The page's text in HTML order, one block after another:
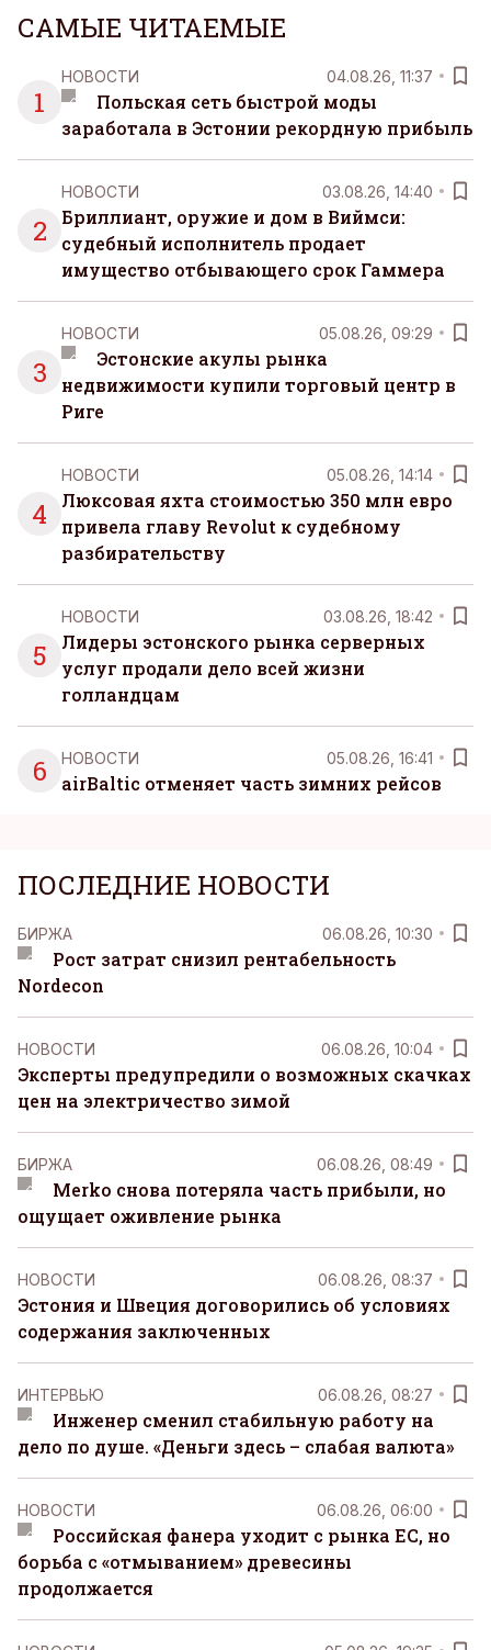
САМЫЕ ЧИТАЕМЫЕ
1
НОВОСТИ 04.08.26, 11:37
Польская сеть быстрой моды
заработала в Эстонии рекордную прибыль
2
НОВОСТИ 03.08.26, 14:40
Бриллиант, оружие и дом в Виймси:
судебный исполнитель продает
имущество отбывающего срок Гаммера
3
НОВОСТИ 05.08.26, 09:29
Эстонские акулы рынка
недвижимости купили торговый центр в
Риге
4
НОВОСТИ 05.08.26, 14:14
Люксовая яхта стоимостью 350 млн евро
привела главу Revolut к судебному
разбирательству
5
НОВОСТИ 03.08.26, 18:42
Лидеры эстонского рынка серверных
услуг продали дело всей жизни
голландцам
6 НОВОСТИ 05.08.26, 16:41
airBaltic отменяет часть зимних рейсов
ПОСЛЕДНИЕ НОВОСТИ
БИРЖА 06.08.26, 10:30
Рост затрат снизил рентабельность
Nordecon
НОВОСТИ 06.08.26, 10:04
Эксперты предупредили о возможных скачках
цен на электричество зимой
БИРЖА 06.08.26, 08:49
Merko снова потеряла часть прибыли, но
ощущает оживление рынка
НОВОСТИ 06.08.26, 08:37
Эстония и Швеция договорились об условиях
содержания заключенных
ИНТЕРВЬЮ 06.08.26, 08:27
Инженер сменил стабильную работу на
дело по душе. «Деньги здесь – слабая валюта»
НОВОСТИ 06.08.26, 06:00
Российская фанера уходит с рынка ЕС, но
борьба с «отмыванием» древесины
продолжается